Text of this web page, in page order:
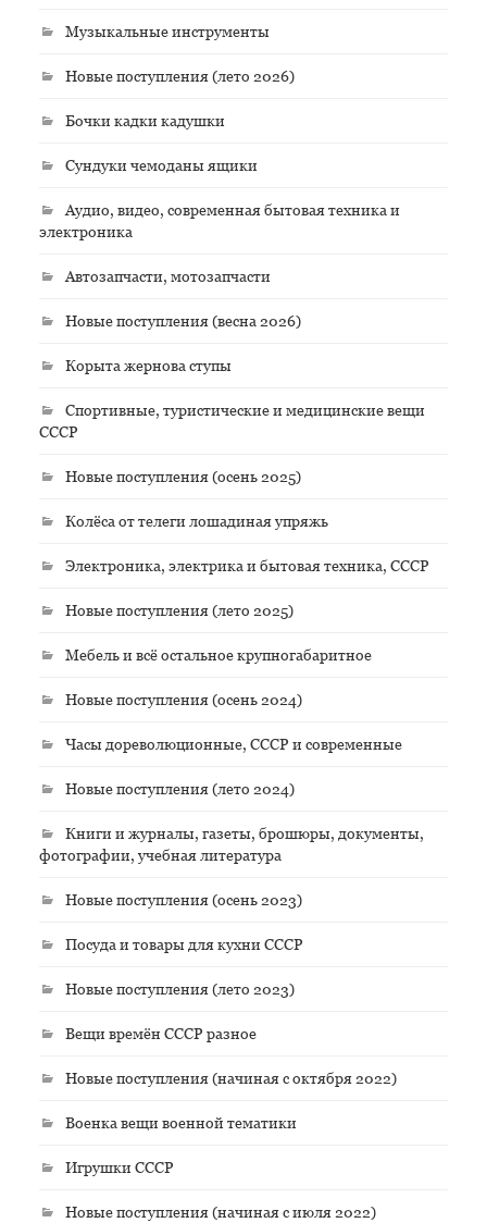
Музыкальные инструменты
Новые поступления (лето 2026)
Бочки кадки кадушки
Сундуки чемоданы ящики
Аудио, видео, современная бытовая техника и
электроника
Автозапчасти, мотозапчасти
Новые поступления (весна 2026)
Корыта жернова ступы
Спортивные, туристические и медицинские вещи
СССР
Новые поступления (осень 2025)
Колёса от телеги лошадиная упряжь
Электроника, электрика и бытовая техника, СССР
Новые поступления (лето 2025)
Мебель и всё остальное крупногабаритное
Новые поступления (осень 2024)
Часы дореволюционные, СССР и современные
Новые поступления (лето 2024)
Книги и журналы, газеты, брошюры, документы,
фотографии, учебная литература
Новые поступления (осень 2023)
Посуда и товары для кухни СССР
Новые поступления (лето 2023)
Вещи времён СССР разное
Новые поступления (начиная с октября 2022)
Военка вещи военной тематики
Игрушки СССР
Новые поступления (начиная с июля 2022)